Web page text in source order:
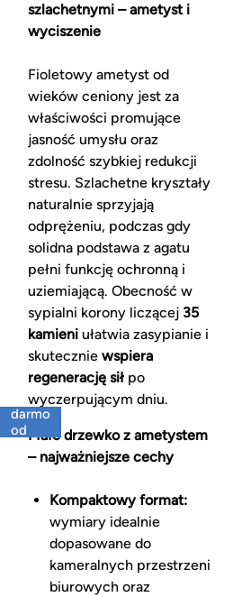
darmo
od
150 zł
szlachetnymi – ametyst i
wyciszenie
Fioletowy ametyst od
wieków ceniony jest za
właściwości promujące
jasność umysłu oraz
zdolność szybkiej redukcji
stresu. Szlachetne kryształy
naturalnie sprzyjają
odprężeniu, podczas gdy
solidna podstawa z agatu
pełni funkcję ochronną i
uziemiającą. Obecność w
sypialni korony liczącej 35
kamieniułatwia zasypianie i
skutecznie wspiera
regenerację siłpo
wyczerpującym dniu.
Małe drzewko z ametystem
– najważniejsze cechy
Kompaktowy format:
wymiary idealnie
dopasowane do
kameralnych przestrzeni
biurowych oraz